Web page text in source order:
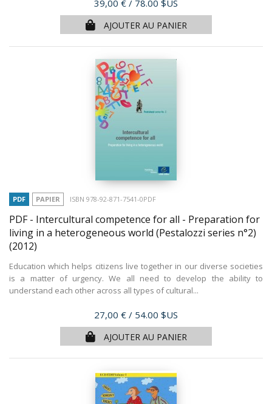
39,00 € / 78.00 $US
AJOUTER AU PANIER
PDF PAPIER ISBN 978-92-871-7541-0PDF
PDF - Intercultural competence for all - Preparation for
living in a heterogeneous world (Pestalozzi series n°2)
(2012)
Education which helps citizens live together in our diverse societies
is a matter of urgency. We all need to develop the ability to
understand each other across all types of cultural...
Prix
27,00 € / 54.00 $US
AJOUTER AU PANIER